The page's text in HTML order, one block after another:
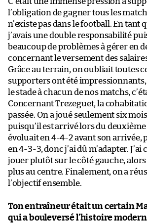
l’obligation de gagner tous les
n’existe pas dans le football. En tant
j’avais une double responsabilité
beaucoup de problèmes à gérer en
concernant le versement des
Grâce au terrain, on oubliait toutes
supporters ont été
le stade à chacun de nos matchs,
Concernant Trezeguet, la
passée. On a joué seulement six
puisqu’il est arrivé lors du deuxième
évoluait en 4-4-2 avant son arrivée,
en 4-3-3, donc j’ai dû m’adapter. J’ai
jouer plutôt sur le côté gauche,
plus au centre. Finalement, on a
l’objectif ensemble.
Ton entraîneur était un certain
qui a bouleversé l’histoire